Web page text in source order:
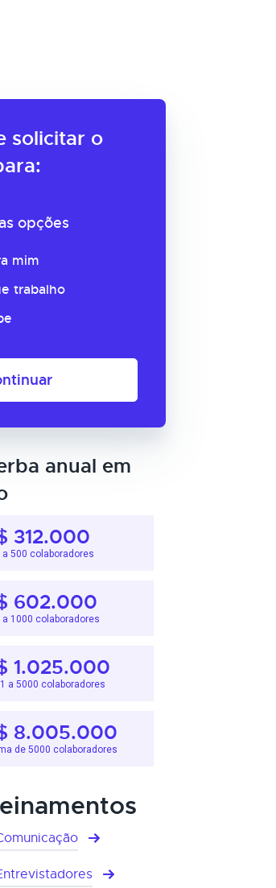
solicitar o
opções
mim
trabalho
anual em
312.000
a 500 colaboradores
602.000
a 1000 colaboradores
1.025.000
a 5000 colaboradores
8.005.000
de 5000 colaboradores